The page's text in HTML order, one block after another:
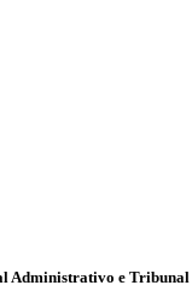
Administrativo e